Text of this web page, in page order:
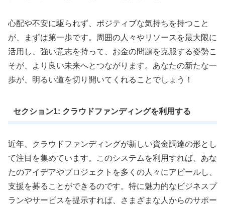
心配や不安に駆られず、ポジティブな気持ちを持つこと
が、まずは第一歩です。周囲の人々やリソースを最大限に
活用し、強い意志を持って、お金の問題を克服する姿勢こ
そが、より良い未来へとつながります。あなたの新たな一
歩が、明るい道を切り開いてくれることでしょう！
セクション1: クラウドファンディングを利用する
近年、クラウドファンディングが新しい資金調達の形とし
て注目を集めています。このシステムを利用すれば、あな
たのアイデアやプロジェクトを多くの人々にアピールし、
支援を募ることができるのです。特に魅力的なビジネスプ
ランやサービスを提示すれば、さまざまな人からのサポー